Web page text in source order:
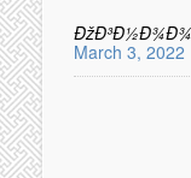
March 3, 2022